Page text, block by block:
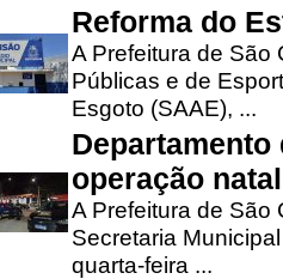
Reforma do
A Prefeitura de São
Públicas e de
Esgoto (SAAE), ...
operação
A Prefeitura de São
Secretaria
quarta-feira ...